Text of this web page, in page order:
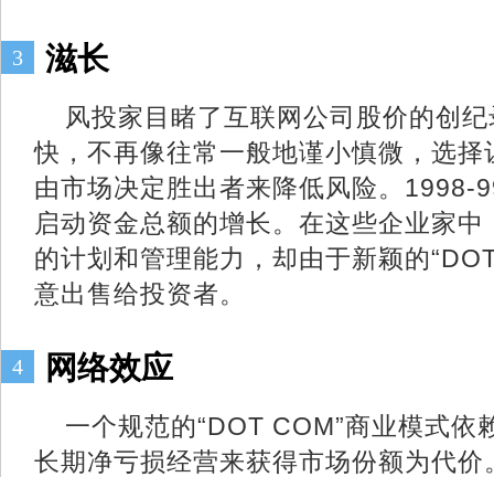
3 滋长
风投家目睹了互联网公司股价的创
快，不再像往常一般地谨小慎微，选
由市场决定胜出者来降低风险。1998-
启动资金总额的增长。在这些企业家
的计划和管理能力，却由于新颖的
意出售给投资者。
4 网络效应
一个规范的“DOT COM”商业模式依
长期净亏损经营来获得市场份额为代